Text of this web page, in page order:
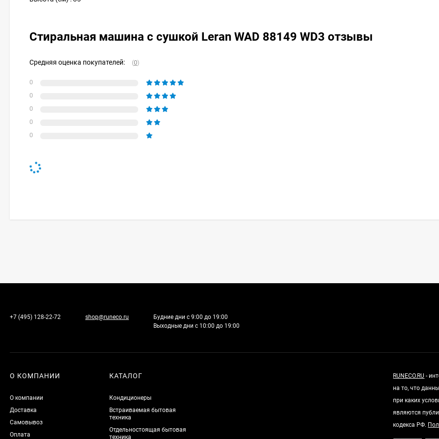
Стиральная машина с сушкой Leran WAD 88149 WD3 отзывы
Средняя оценка покупателей: (0)
0
0
0
0
0
+7 (495) 128-22-72 shop@runeco.ru
Будние дни с 9:00 до 19:00
Выходные дни с 10:00 до 19:00
О КОМПАНИИ
О компании
Доставка
Самовывоз
Оплата
КАТАЛОГ
Кондиционеры
Встраиваемая бытовая
техника
Отдельностоящая бытовая
техника
RUNECO.RU -
на то, что
при каких
являются
кодекса РФ.